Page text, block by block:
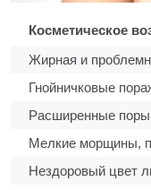
Косметическое
Жирная и
Гнойничковые
Расширенные
Мелкие морщины,
Нездоровый цвет